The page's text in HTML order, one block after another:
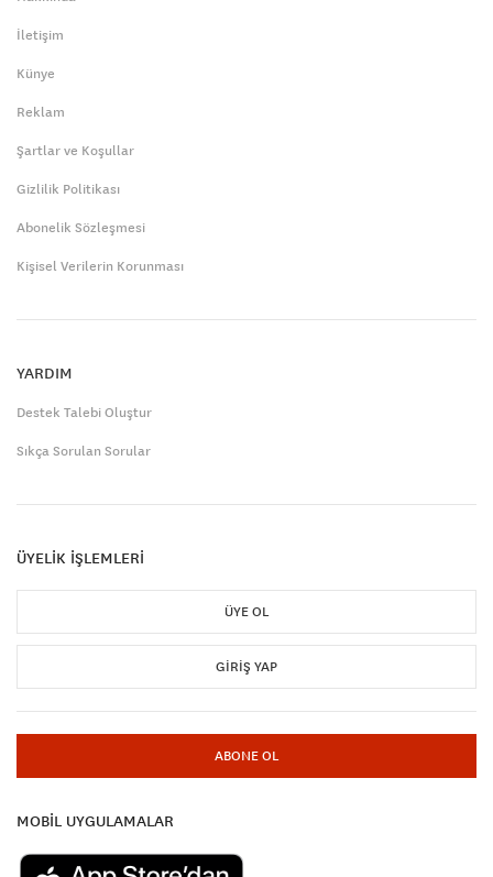
İletişim
Künye
Reklam
Şartlar ve Koşullar
Gizlilik Politikası
Abonelik Sözleşmesi
Kişisel Verilerin Korunması
YARDIM
Destek Talebi Oluştur
Sıkça Sorulan Sorular
ÜYELİK İŞLEMLERİ
ÜYE OL
GIRIŞ YAP
ABONE OL
MOBİL UYGULAMALAR